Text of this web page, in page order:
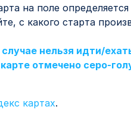
на поле
с какого старта
нельзя идти/
отмечено серо-
картах.